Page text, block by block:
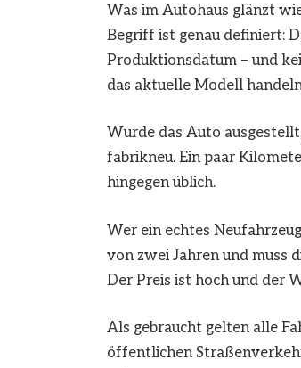
Was im Autohaus glänzt
Begriff ist genau definiert:
Produktionsdatum – und
das aktuelle Modell
Wurde das Auto
fabrikneu. Ein paar
hingegen üblich.
Wer ein echtes
von zwei Jahren und muss
Der Preis ist hoch und der
Als gebraucht gelten alle
öffentlichen